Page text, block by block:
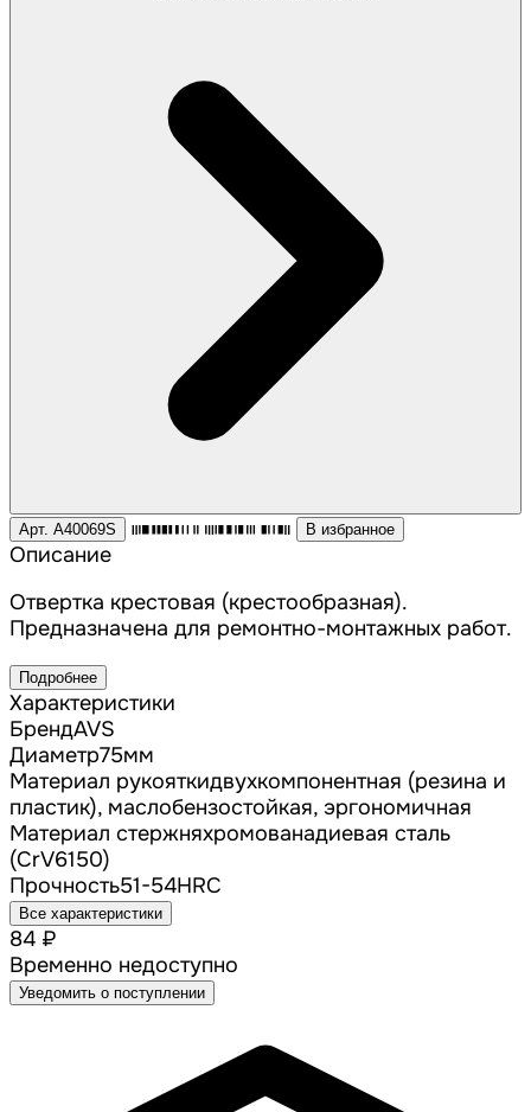
Арт. A40069S В избранное
Описание
Отвертка крестовая (крестообразная).
Предназначена для ремонтно-монтажных работ.
Подробнее
Характеристики
БрендAVS
Диаметр75мм
Материал рукояткидвухкомпонентная (резина и
пластик), маслобензостойкая, эргономичная
Материал стержняхромованадиевая сталь
(CrV6150)
Прочность51-54HRC
Все характеристики
84 ₽
Временно недоступно
Уведомить о поступлении